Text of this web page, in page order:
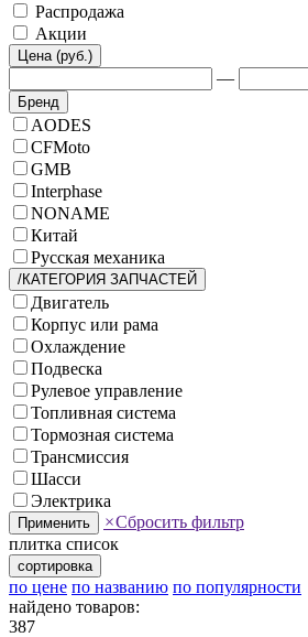
Распродажа
Акции
Цена (руб.)
—
Бренд
AODES
CFMoto
GMB
Interphase
NONAME
Китай
Русская механика
/КАТЕГОРИЯ ЗАПЧАСТЕЙ
Двигатель
Корпус или рама
Охлаждение
Подвеска
Рулевое управление
Топливная система
Тормозная система
Трансмиссия
Шасси
Электрика
Применить ×Сбросить фильтр
плитка список
сортировка
по цене по названию по популярности
найдено товаров:
387